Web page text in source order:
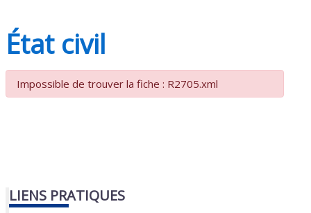
État civil
Impossible de trouver la fiche : R2705.xml
LIENS PRATIQUES